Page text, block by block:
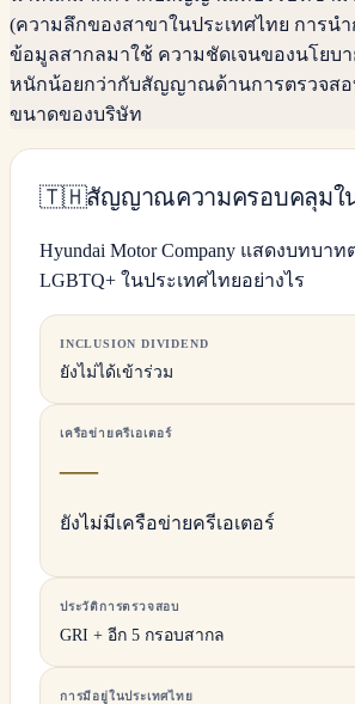
(ความลึกของสาขาในประเทศไทย การนำ
ข้อมูลสากลมาใช้ ความชัดเจนของนโยบา
หนักน้อยกว่ากับสัญญาณด้านการตรวจส
ขนาดของบริษัท
🇹🇭สัญญาณความครอบคลุมใ
Hyundai Motor Company แสดงบทบา
LGBTQ+ ในประเทศไทยอย่างไร
INCLUSION DIVIDEND
ยังไม่ได้เข้าร่วม
เครือข่ายครีเอเตอร์
—
ยังไม่มีเครือข่ายครีเอเตอร์
ประวัติการตรวจสอบ
GRI + อีก 5 กรอบสากล
การมีอยู่ในประเทศไทย